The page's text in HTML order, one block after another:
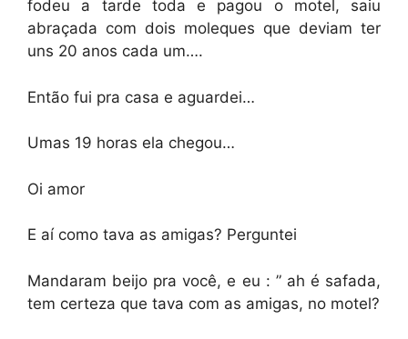
fodeu a tarde toda e pagou o motel, saiu
abraçada com dois moleques que deviam ter
uns 20 anos cada um….
Então fui pra casa e aguardei…
Umas 19 horas ela chegou…
Oi amor
E aí como tava as amigas? Perguntei
Mandaram beijo pra você, e eu : ” ah é safada,
tem certeza que tava com as amigas, no motel?